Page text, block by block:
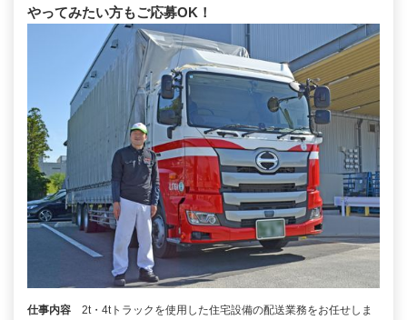
やってみたい方もご応募OK！
仕事内容
2t・4tトラックを使用した住宅設備の配送業務をお任せしま